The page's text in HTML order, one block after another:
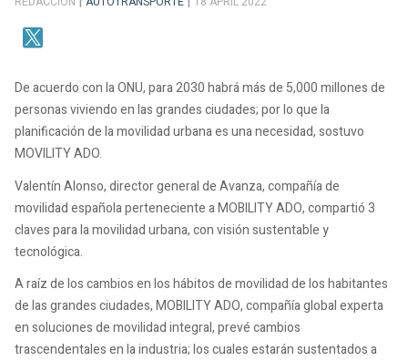
De acuerdo con la ONU, para 2030 habrá más de 5,000 millones de
personas viviendo en las grandes ciudades; por lo que la
planificación de la movilidad urbana es una necesidad, sostuvo
MOVILITY ADO.
Valentín Alonso, director general de Avanza, compañía de
movilidad española perteneciente a MOBILITY ADO, compartió 3
claves para la movilidad urbana, con visión sustentable y
tecnológica.
A raíz de los cambios en los hábitos de movilidad de los habitantes
de las grandes ciudades, MOBILITY ADO, compañía global experta
en soluciones de movilidad integral, prevé cambios
trascendentales en la industria; los cuales estarán sustentados a